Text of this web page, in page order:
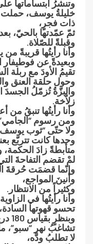
وتنشرُ ابتساماتها
خليلةُ يوسف،
ذات فجرٍ،
ثمّ عمّدتها بالحيّ،
وقبلةً للصّلاة.
وأنا رأيتُها قريبةً
وبعيدةً عن فوطيفار
تقيمُ الأودَ مع ربلة
وحول حلقة العنق
والبزّةُ تُزمّلُ
زلاّخة.
وأنا رأيتُها تنبقُ
ومن رسوم
ولا حتّى “ثوب
وحدها كانت تتربّع
متأبطةً زادَ الحكمة،
لمْ تقضم التفاحةَ
وإنّما قضمَت حُرقةَ
وأنينَ المواجع،
وكثيراً من الانتظار.
وأنا رأيتُها في
تحسو قهوتها السادة،
وبنظرٍ بقياس 180 درجة،
تشاغبُ نهر “سبو”،
لا تطلبُ ودَّه،